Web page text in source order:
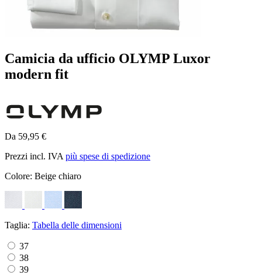
Camicia da ufficio OLYMP Luxor
modern fit
Da 59,95 €
Prezzi incl. IVA più spese di spedizione
Colore: Beige chiaro
Taglia: Tabella delle dimensioni
37
38
39